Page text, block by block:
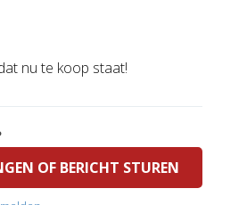
nu te koop staat!
OF BERICHT STUREN